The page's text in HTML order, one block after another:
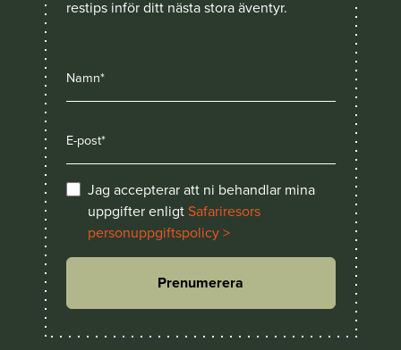
restips inför ditt nästa stora äventyr.
Jag accepterar att ni behandlar mina
uppgifter enligtSafariresors
personuppgiftspolicy >
Prenumerera